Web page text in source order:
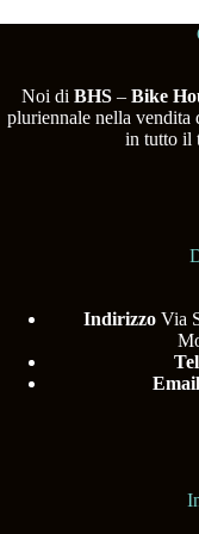
Noi di BHS– Bike
pluriennale nella vendita
in tutto il
Indirizzo Via
Tel
Email